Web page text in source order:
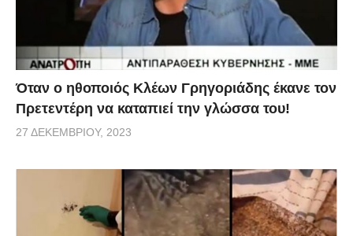
Όταν ο ηθοποιός Κλέων Γρηγοριάδης έκανε τον
Πρετεντέρη να καταπιεί την γλώσσα του!
27 ΔΕΚΕΜΒΡΊΟΥ, 2023